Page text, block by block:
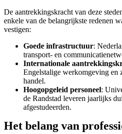
De aantrekkingskracht van deze
enkele van de belangrijkste redenen
vestigen:
Goede infrastructuur:
transport- en
Internationale
Engelstalige werkomgeving en
handel.
Hoogopgeleid personeel:
de Randstad leveren jaarlijks
afgestudeerden.
Het belang van